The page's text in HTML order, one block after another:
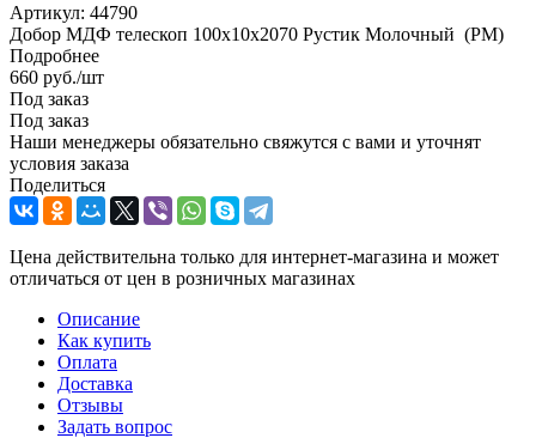
Артикул: 44790
Добор МДФ телескоп 100х10х2070 Рустик Молочный (РМ)
Подробнее
660 руб./шт
Под заказ
Под заказ
Наши менеджеры обязательно свяжутся с вами и уточнят
условия заказа
Поделиться
Цена действительна только для интернет-магазина и может
отличаться от цен в розничных магазинах
Описание
Как купить
Оплата
Доставка
Отзывы
Задать вопрос